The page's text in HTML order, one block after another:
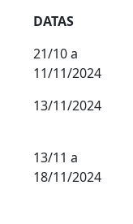
DATAS
21/10 a
11/11/2024
13/11/2024
13/11 a
18/11/2024